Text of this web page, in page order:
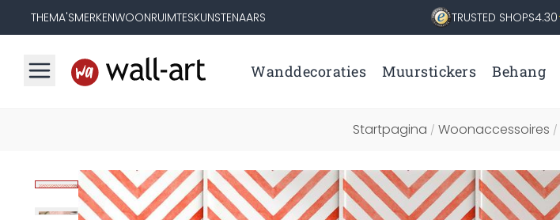
THEMA'SMERKENWOONRUIMTESKUNSTENAARS TRUSTED SHOPS4.30
Wanddecoraties Muurstickers Behang
Startpagina / Woonaccessoires /